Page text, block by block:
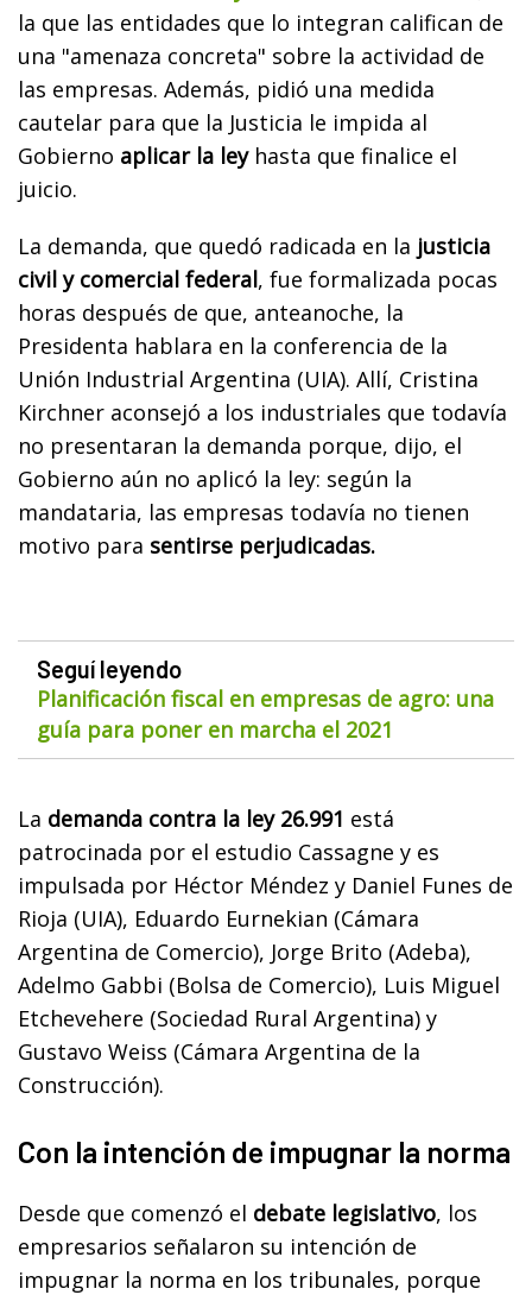
la que las entidades que lo integran califican de
una "amenaza concreta" sobre la actividad de
las empresas. Además, pidió una medida
cautelar para que la Justicia le impida al
Gobierno aplicar la leyhasta que finalice el
juicio.
La demanda, que quedó radicada en la justicia
civil y comercial federal, fue formalizada pocas
horas después de que, anteanoche, la
Presidenta hablara en la conferencia de la
Unión Industrial Argentina (UIA). Allí, Cristina
Kirchner aconsejó a los industriales que todavía
no presentaran la demanda porque, dijo, el
Gobierno aún no aplicó la ley: según la
mandataria, las empresas todavía no tienen
motivo para sentirse perjudicadas.
Seguí leyendo
Planificación fiscal en empresas de agro: una
guía para poner en marcha el 2021
La demanda contra la ley 26.991 está
patrocinada por el estudio Cassagne y es
impulsada por Héctor Méndez y Daniel Funes de
Rioja (UIA), Eduardo Eurnekian (Cámara
Argentina de Comercio), Jorge Brito (Adeba),
Adelmo Gabbi (Bolsa de Comercio), Luis Miguel
Etchevehere (Sociedad Rural Argentina) y
Gustavo Weiss (Cámara Argentina de la
Construcción).
Con la intención de impugnar la norma
Desde que comenzó el debate legislativo, los
empresarios señalaron su intención de
impugnar la norma en los tribunales, porque